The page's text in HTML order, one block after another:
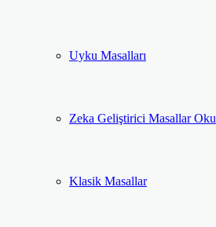
Uyku Masalları
Zeka Geliştirici Masallar Oku
Klasik Masallar